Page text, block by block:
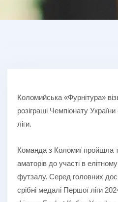
Коломийська «Фурнітура»
розіграші Чемпіонату
ліги.
Команда з Коломиї пройшла
аматорів до участі в елітному
футзалу. Серед головних
срібні медалі Першої ліги